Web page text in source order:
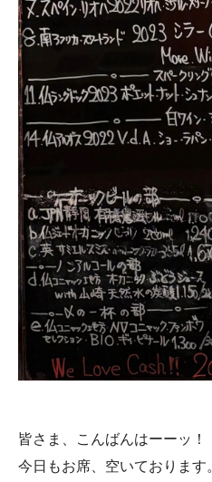
皆さま、こんばんはーーッ！
今日もお席、空いております。